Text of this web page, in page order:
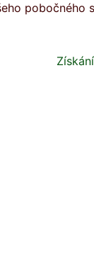
pobočného